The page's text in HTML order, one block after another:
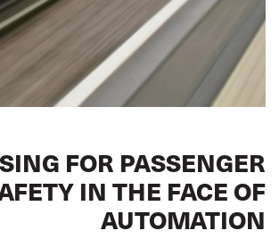
FOR PASSENGER
IN THE FACE OF
AUTOMATION